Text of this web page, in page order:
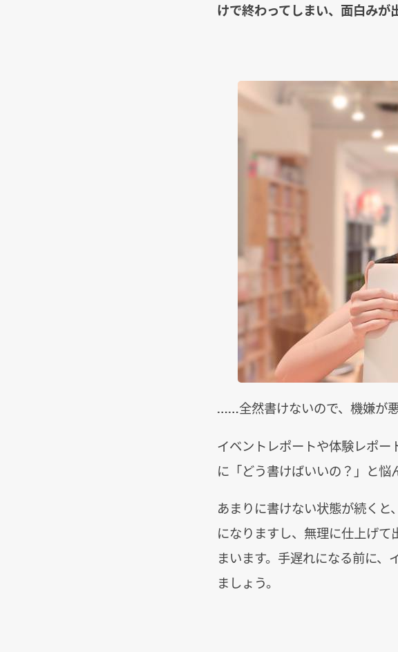
けで終わってしまい、面白みが
……全然書けないので、機嫌が悪
イベントレポートや体験レポ
に「どう書けばいいの？」と悩
あまりに書けない状態が続くと
になりますし、無理に仕上げ
まいます。手遅れになる前に
ましょう。